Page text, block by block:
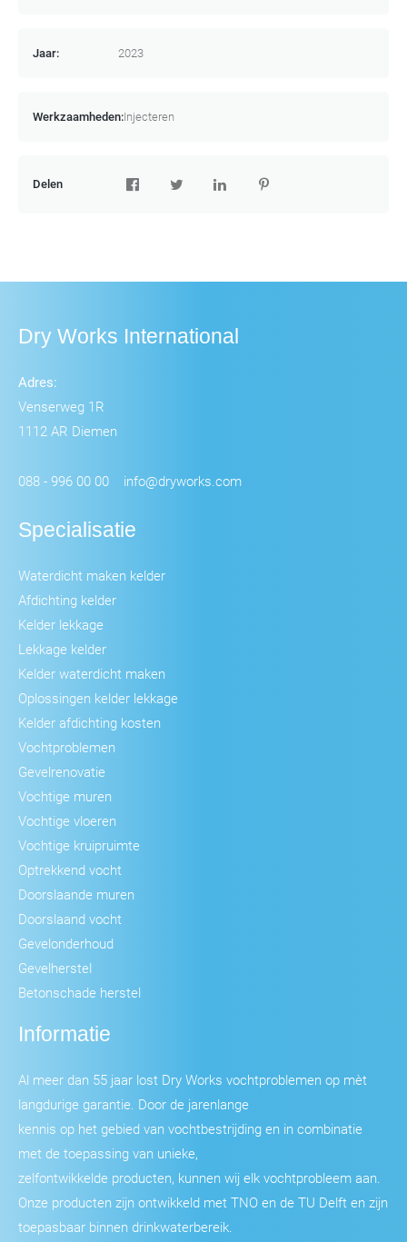
Jaar: 2023
Werkzaamheden:Injecteren
Delen
Dry Works International
Adres:
Venserweg 1R
1112 AR Diemen
088 - 996 00 00 info@dryworks.com
Specialisatie
Waterdicht maken kelder
Afdichting kelder
Kelder lekkage
Lekkage kelder
Kelder waterdicht maken
Oplossingen kelder lekkage
Kelder afdichting kosten
Vochtproblemen
Gevelrenovatie
Vochtige muren
Vochtige vloeren
Vochtige kruipruimte
Optrekkend vocht
Doorslaande muren
Doorslaand vocht
Gevelonderhoud
Gevelherstel
Betonschade herstel
Informatie
Al meer dan 55 jaar lost Dry Works vochtproblemen op mèt
langdurige garantie. Door de jarenlange
kennis op het gebied van vochtbestrijding en in combinatie
met de toepassing van unieke,
zelfontwikkelde producten, kunnen wij elk vochtprobleem aan.
Onze producten zijn ontwikkeld met TNO en de TU Delft en zijn
toepasbaar binnen drinkwaterbereik.